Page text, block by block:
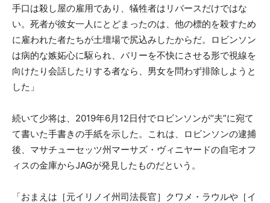
手口は殺し屋の雇用であり、犠牲者はリバースだけではな
い。死者が彼女一人にとどまったのは、他の標的を殺すため
に雇われた者たちが土壇場で尻込みしたからだ。ロビンソン
は病的な嫉妬心に駆られ、バリーを不快にさせる形で視線を
向けたり会話したりする者なら、男女を問わず排除しようと
した」
続いて少将は、2019年6月12日付でロビンソンが“夫”に宛て
て書いた手書きの手紙を示した。これは、ロビンソンの逮捕
後、マサチューセッツ州マーサズ・ヴィニヤードの自宅オフ
ィスの金庫からJAGが発見したものだという。
「おまえは［元イリノイ州司法長官］クワメ・ラウルや［イ